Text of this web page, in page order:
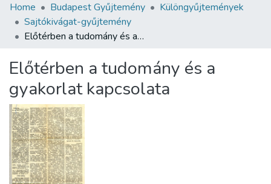
Communities & Collections
All of DSpace
About us
Home Budapest Gyűjtemény
Különgyűjtemények
Sajtókivágat-gyűjtemény
Előtérben a tudomány és a gyakorlat kapcsolata
Előtérben a tudomány és a
gyakorlat kapcsolata